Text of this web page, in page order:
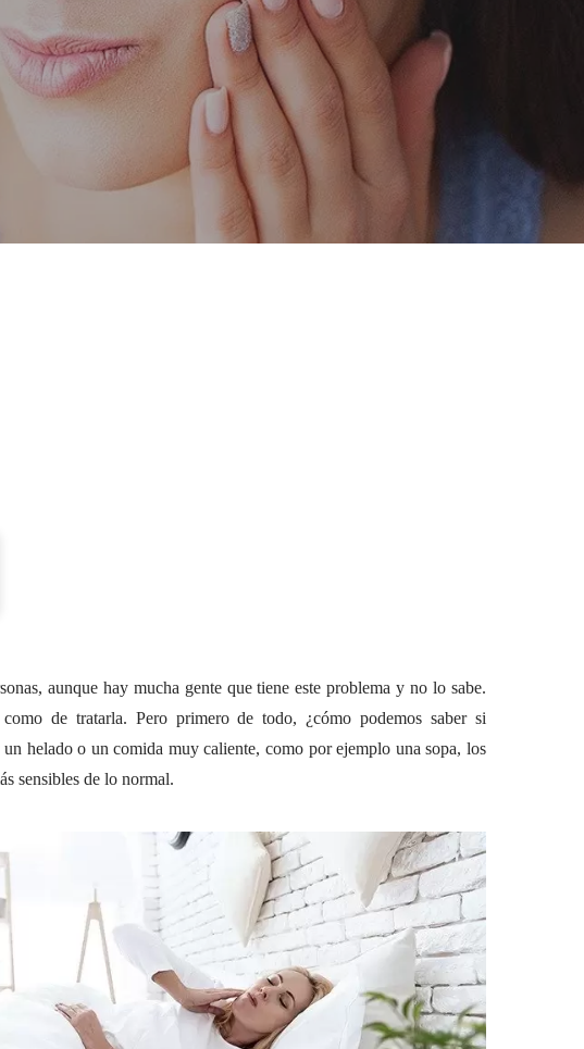
aunque hay mucha gente que tiene este problema y no lo sabe.
de tratarla. Pero primero de todo, ¿cómo podemos saber si
helado o un comida muy caliente, como por ejemplo una sopa, los
sensibles de lo normal.